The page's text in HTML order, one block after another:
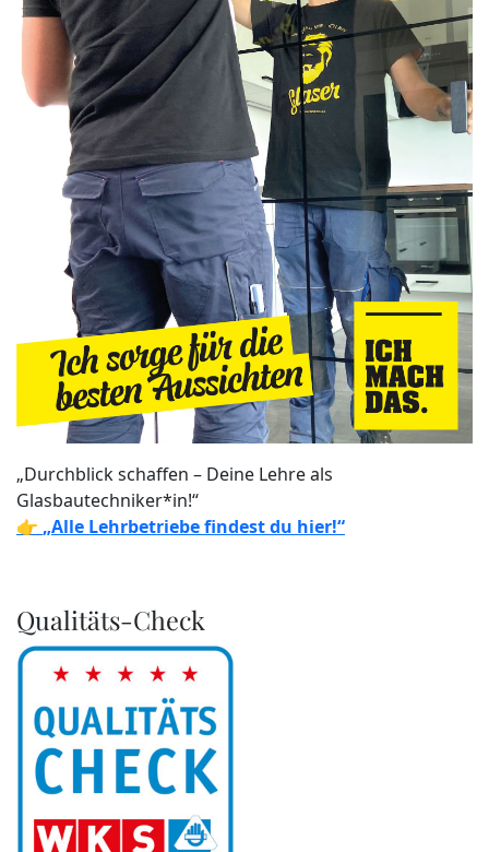
„Durchblick schaffen – Deine Lehre als
Glasbautechniker*in!“
👉 „Alle Lehrbetriebe findest du hier!“
Qualitäts-Check